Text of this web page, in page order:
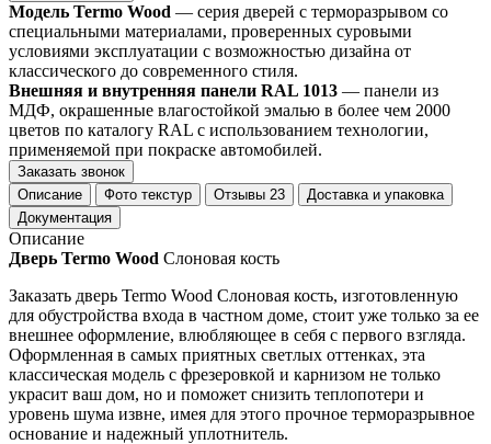
Модель Termo Wood — серия дверей с терморазрывом со
специальными материалами, проверенных суровыми
условиями эксплуатации с возможностью дизайна от
классического до современного стиля.
Внешняя и внутренняя панели RAL 1013 — панели из
МДФ, окрашенные влагостойкой эмалью в более чем 2000
цветов по каталогу RAL с использованием технологии,
применяемой при покраске автомобилей.
Заказать звонок
Описание
Фото текстур Отзывы 23
Доставка и упаковка
Документация
Описание
Дверь Termo Wood Слоновая кость
Заказать дверь Termo Wood Слоновая кость, изготовленную
для обустройства входа в частном доме, стоит уже только за ее
внешнее оформление, влюбляющее в себя с первого взгляда.
Оформленная в самых приятных светлых оттенках, эта
классическая модель с фрезеровкой и карнизом не только
украсит ваш дом, но и поможет снизить теплопотери и
уровень шума извне, имея для этого прочное терморазрывное
основание и надежный уплотнитель.